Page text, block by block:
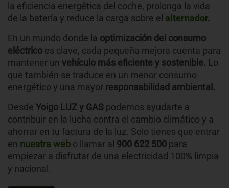
la eficiencia energética del coche, prolonga la vida
de la batería y reduce la carga sobre el alternador.
En un mundo donde la optimización del consumo
eléctrico es clave, cada pequeña mejora cuenta para
mantener un vehículo más eficiente y sostenible. Lo
que también se traduce en un menor consumo
energético y una mayor responsabilidad ambiental.
Desde Yoigo LUZ y GAS podemos ayudarte a
contribuir en la lucha contra el cambio climático y a
ahorrar en tu factura de la luz. Solo tienes que entrar
en nuestra web o llamar al 900 622 500 para
empiezar a disfrutar de una electricidad 100% limpia
y nacional.